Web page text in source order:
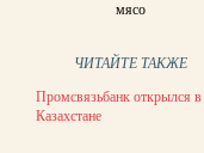
мясо
ЧИТАЙТЕ ТАКЖЕ
Промсвязьбанк открылся в
Казахстане